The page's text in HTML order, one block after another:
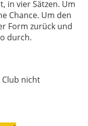
in vier Sätzen. Um
Chance. Um den
Form zurück und
durch.
nicht